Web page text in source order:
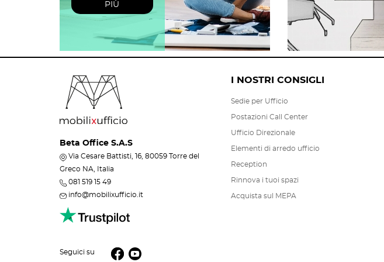
PIÙ
Beta Office S.A.S
Via Cesare Battisti, 16, 80059 Torre del
Greco NA, Italia
081 519 15 49
info@mobilixufficio.it
Seguici su
I NOSTRI CONSIGLI
Sedie per Ufficio
Postazioni Call Center
Ufficio Direzionale
Elementi di arredo ufficio
Reception
Rinnova i tuoi spazi
Acquista sul MEPA